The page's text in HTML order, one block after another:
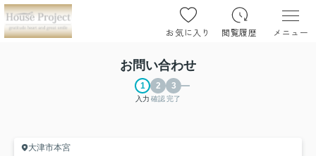
お気に入り 閲覧履歴 メニュー
お問い合わせ
入力 確認完了
大津市本宮